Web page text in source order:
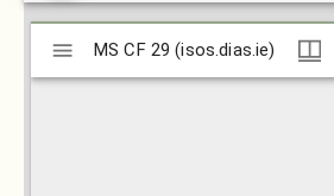
Mirador
viewerMS CF 29 (isos.dias.ie)
MS CF 29 (isos.dias.ie)